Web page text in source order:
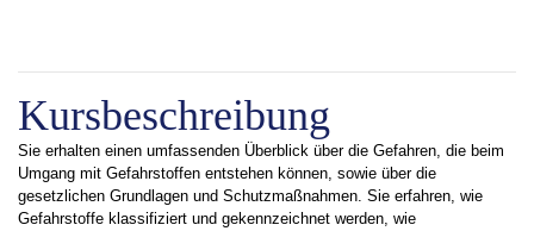
Kursbeschreibung
Sie erhalten einen umfassenden Überblick über die Gefahren, die beim
Umgang mit Gefahrstoffen entstehen können, sowie über die
gesetzlichen Grundlagen und Schutzmaßnahmen. Sie erfahren, wie
Gefahrstoffe klassifiziert und gekennzeichnet werden, wie